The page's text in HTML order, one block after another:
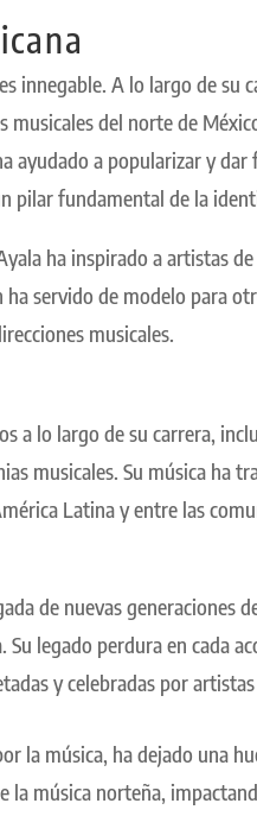
innegable. A lo largo de su
del norte de
ayudado a popularizar y dar
pilar fundamental de la
ha inspirado a artistas
servido de modelo para
musicales.
a lo largo de su carrera,
musicales. Su música ha
Latina y entre las
de nuevas generaciones
legado perdura en cada
y celebradas por
la música, ha dejado una
la música norteña,